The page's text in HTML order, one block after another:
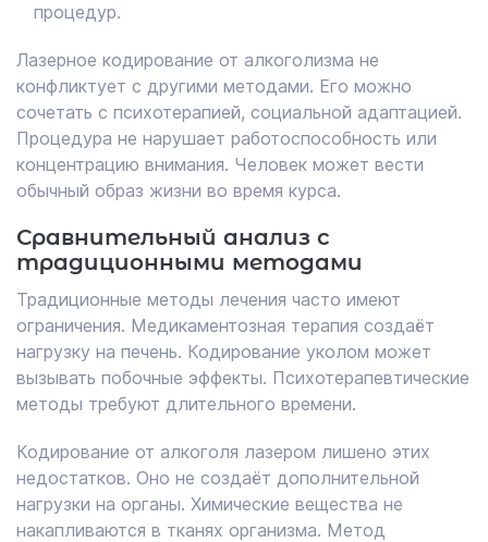
процедур.
Лазерное кодирование от алкоголизма не
конфликтует с другими методами. Его можно
сочетать с психотерапией, социальной адаптацией.
Процедура не нарушает работоспособность или
концентрацию внимания. Человек может вести
обычный образ жизни во время курса.
Сравнительный анализ с
традиционными методами
Традиционные методы лечения часто имеют
ограничения. Медикаментозная терапия создаёт
нагрузку на печень. Кодирование уколом может
вызывать побочные эффекты. Психотерапевтические
методы требуют длительного времени.
Кодирование от алкоголя лазером лишено этих
недостатков. Оно не создаёт дополнительной
нагрузки на органы. Химические вещества не
накапливаются в тканях организма. Метод